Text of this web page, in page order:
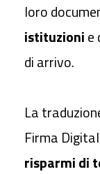
loro
istituzionie
di arrivo.
La
Firma
risparmi di